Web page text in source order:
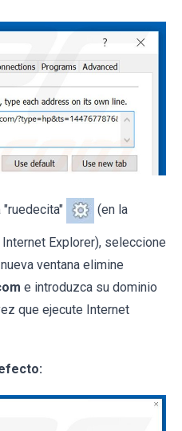
"ruedecita" (en la
Explorer), seleccione
ventana elimine
e introduzca su dominio
que ejecute Internet